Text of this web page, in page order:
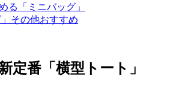
る「ミニバッグ」
その他おすすめ
定番「横型トート」